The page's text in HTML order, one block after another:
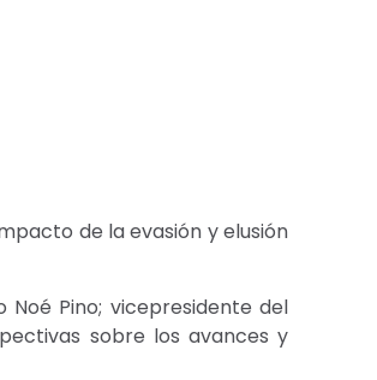
de la evasión y elusión
Pino; vicepresidente del
sobre los avances y